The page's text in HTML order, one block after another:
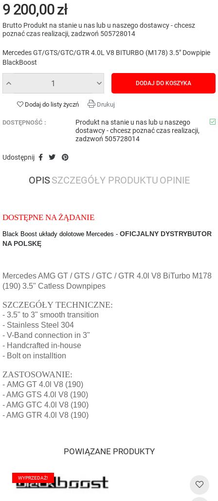
9 200,00 zł
Brutto Produkt na stanie u nas lub u naszego dostawcy - chcesz
poznać czas realizacji, zadzwoń 505728014
Mercedes GT/GTS/GTC/GTR 4.0L V8 BITURBO (M178) 3.5" Dowpipie
BlackBoost
DODAJ DO KOSZYKA
Dodaj do listy życzń Drukuj
DOSTĘPNOŚĆ :
Produkt na stanie u nas lub u naszego
dostawcy - chcesz poznać czas realizacji,
zadzwoń 505728014
Udostępnij
OPIS SZCZEGÓŁY PRODUKTU OPINIE
DOSTĘPNE NA ŻĄDANIE
Black Boost układy dolotowe Mercedes - OFICJALNY DYSTRYBUTOR
NA POLSKĘ
Mercedes AMG GT / GTS / GTC / GTR 4.0l V8 BiTurbo M178
(190) 3.5" Catless Downpipes
SZCZEGÓŁY TECHNICZNE:
- 3.5" to 3" smooth transition
- Stainless Steel 304
- V-Band connection in 3"
- Handcrafted in-house
- Bolt on installtion
ZASTOSOWANIE:
- AMG GT 4.0l V8 (190)
- AMG GTS 4.0l V8 (190)
- AMG GTC 4.0l V8 (190)
- AMG GTR 4.0l V8 (190)
POWIĄZANE PRODUKTY
WYPRZEDAŻ!